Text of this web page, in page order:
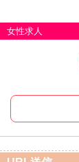
女性求人